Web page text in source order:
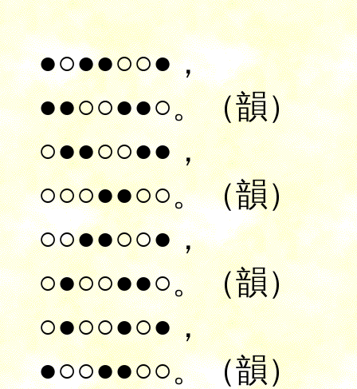
●○●●○○●，
●●○○●●○。（韻）
○●●○○●●，
○○○●●○○。（韻）
○○●●○○●，
○●○○●●○。（韻）
○●○○●○●，
●○○●●○○。（韻）